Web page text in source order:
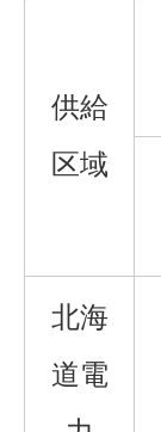
供給
区域
北海
道電